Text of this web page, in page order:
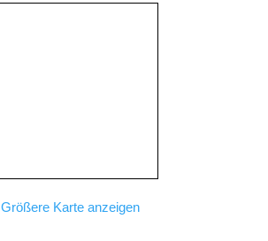
Größere Karte anzeigen